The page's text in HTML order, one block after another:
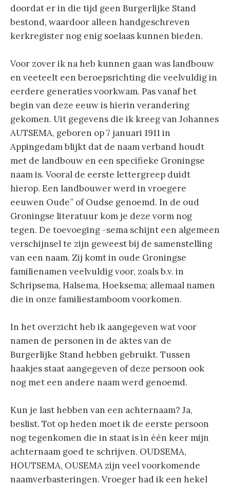
doordat er in die tijd geen Burgerlijke Stand
bestond, waardoor alleen handgeschreven
kerkregister nog enig soelaas kunnen bieden.
Voor zover ik na heb kunnen gaan was landbouw
en veeteelt een beroepsrichting die veelvuldig in
eerdere generaties voorkwam. Pas vanaf het
begin van deze eeuw is hierin verandering
gekomen. Uit gegevens die ik kreeg van Johannes
AUTSEMA, geboren op 7 januari 1911 in
Appingedam blijkt dat de naam verband houdt
met de landbouw en een specifieke Groningse
naam is. Vooral de eerste lettergreep duidt
hierop. Een landbouwer werd in vroegere
eeuwen Oude” of Oudse genoemd. In de oud
Groningse literatuur kom je deze vorm nog
tegen. De toevoeging -sema schijnt een algemeen
verschijnsel te zijn geweest bij de samenstelling
van een naam. Zij komt in oude Groningse
familienamen veelvuldig voor, zoals b.v. in
Schripsema, Halsema, Hoeksema; allemaal namen
die in onze familiestamboom voorkomen.
In het overzicht heb ik aangegeven wat voor
namen de personen in de aktes van de
Burgerlijke Stand hebben gebruikt. Tussen
haakjes staat aangegeven of deze persoon ook
nog met een andere naam werd genoemd.
Kun je last hebben van een achternaam? Ja,
beslist. Tot op heden moet ik de eerste persoon
nog tegenkomen die in staat is in één keer mijn
achternaam goed te schrijven. OUDSEMA,
HOUTSEMA, OUSEMA zijn veel voorkomende
naamverbasteringen. Vroeger had ik een hekel